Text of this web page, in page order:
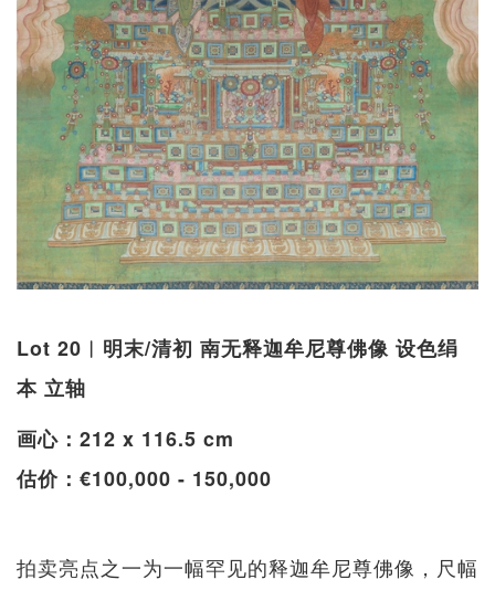
Lot 20︱明末/清初 南无释迦牟尼尊佛像 设色绢
本 立轴
画心：212 x 116.5 cm
估价：€100,000 - 150,000
拍卖亮点之一为一幅罕见的释迦牟尼尊佛像，尺幅